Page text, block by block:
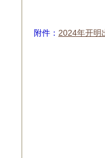
附件： 2024年开明